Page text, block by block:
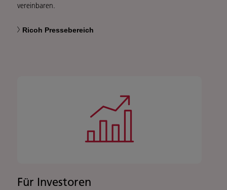
vereinbaren.
Ricoh Pressebereich
Für Investoren